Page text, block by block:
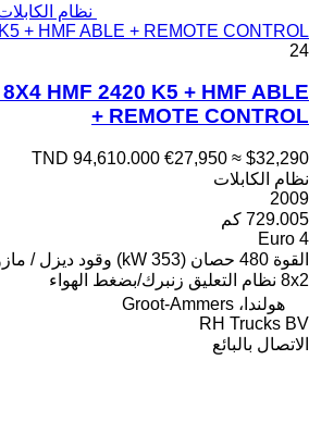
+ HMF ABLE + REMOTE CONTROL
24
HMF 2420 K5 + HMF ABLE
+ REMOTE CONTROL
TND 94,610.000 €27,950 ≈ $32,290
نظام الكابلات
2009
729.005 كم
Euro 4
القوة 480 حصان (353 kW) وقود ديزل /
8x2 نظام التعليق زنبرك/بضغط الهواء
هولندا، Groot-Ammers
RH Trucks BV
الاتصال بالبائع